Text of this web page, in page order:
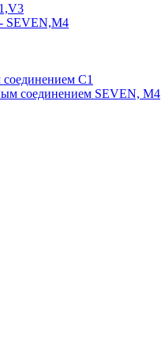
SEVEN,M4
С1
соединением SEVEN, М4